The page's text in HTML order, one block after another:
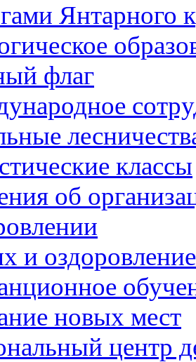
Янтарного
флаг
классы
об
и
новых мест
центр